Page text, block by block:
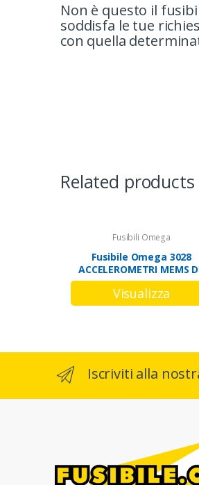
Non è questo il
soddisfa le tue
con quella
Related products
Fusibili Omega
Fusibile Omega 3028
ACCELEROMETRI MEMS
INTEGRATI
Iscriviti alla